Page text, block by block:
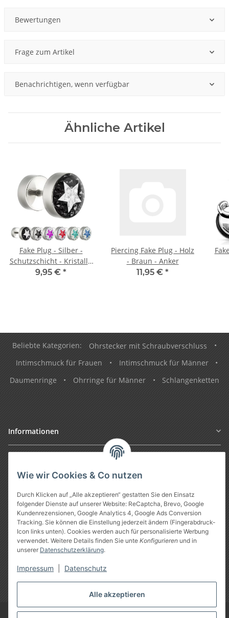
Alle akzeptieren
Wie wir Cookies & Co nutzen
Durch Klicken auf „Alle akzeptieren“ gestatten Sie den Einsatz
folgender Dienste auf unserer Website: ReCaptcha, Brevo, Google
Kundenrezensionen, Google Analytics 4, Google Ads Conversion
Tracking. Sie können die Einstellung jederzeit ändern (Fingerabdruck-
Icon links unten). Cookies werden auch für personalisierte Werbung
verwendet. Weitere Details finden Sie unte Konfigurieren und in
unserer Datenschutzerklärung.
Impressum Datenschutz
Bewertungen
Frage zum Artikel
Benachrichtigen, wenn verfügbar
Ähnliche Artikel
Fake Plug - Silber -
Schutzschicht - Kristall -
Stern
9,95 € *
Piercing Fake Plug - Holz
- Braun - Anker
11,95 € *
Beliebte Kategorien: Ohrstecker mit Schraubverschluss
•
Intimschmuck für Frauen
• Intimschmuck für Männer
•
Daumenringe
• Ohrringe für Männer • Schlangenketten
Informationen
Vertrag widerrufen
Google Analytics deaktivieren